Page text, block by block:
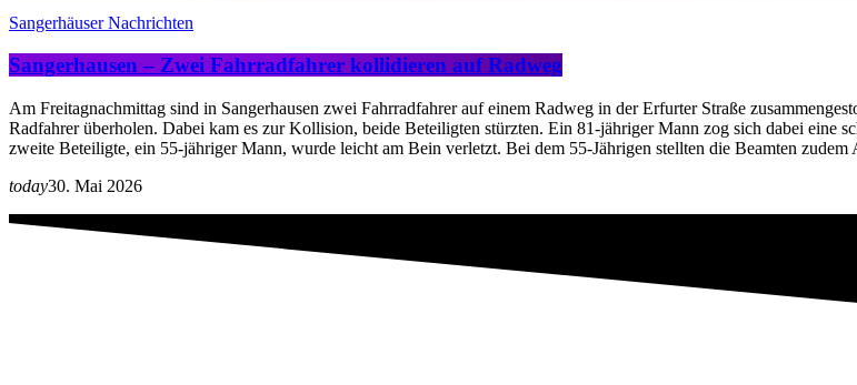
Sangerhäuser Nachrichten
Sangerhausen – Zwei Fahrradfahrer kollidieren auf Radweg
Am Freitagnachmittag sind in Sangerhausen zwei Fahrradfahrer auf einem Radweg in der Erfurter Straße
Radfahrer überholen. Dabei kam es zur Kollision, beide Beteiligten stürzten. Ein 81-jähriger Mann zog sich dabei eine
zweite Beteiligte, ein 55-jähriger Mann, wurde leicht am Bein verletzt. Bei dem 55-Jährigen stellten die Beamten
today30. Mai 2026